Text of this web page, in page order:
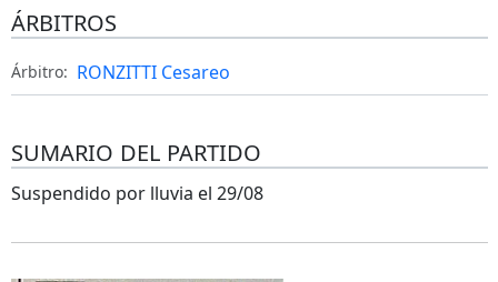
ÁRBITROS
Árbitro: RONZITTI Cesareo
SUMARIO DEL PARTIDO
Suspendido por lluvia el 29/08